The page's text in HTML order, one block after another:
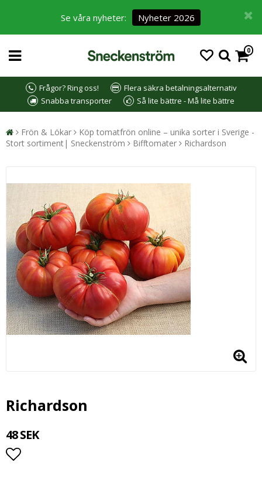
Se våra nyheter: Nyheter 2026
0
Frågor? Ring oss!
Flera säkra betalningsalternativ
Snabba transporter
Så lite bättre - Må lite bättre
Frön & Lökar
Köp tomatfrön online – unika sorter i Sverige -
Stort sortiment| Sneckenström
Bifftomater Richardson
Richardson
48 SEK